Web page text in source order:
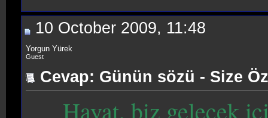
10 October 2009, 11:48
Yorgun Yürek
Guest
Cevap: Günün sözü - Size
Hayat, biz gelecek